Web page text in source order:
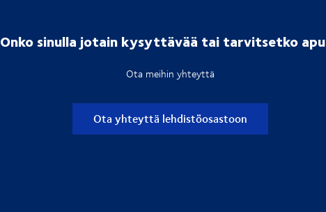
Onko sinulla jotain kysyttävää tai tarvitsetko
Ota meihin yhteyttä
Ota yhteyttä lehdistöosastoon